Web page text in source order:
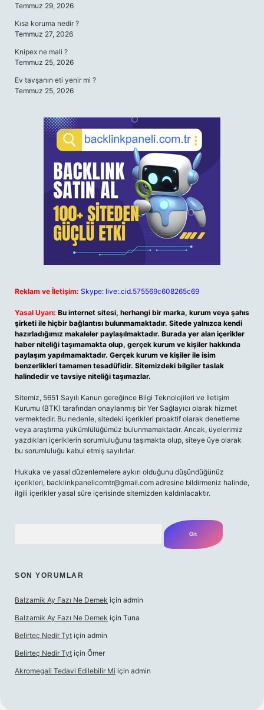
Temmuz 29, 2026
Kısa koruma nedir ?
Temmuz 27, 2026
Knipex ne mali ?
Temmuz 25, 2026
Ev tavşanın eti yenir mi ?
Temmuz 25, 2026
Reklam ve İletişim: Skype: live:.cid.575569c608265c69
Yasal Uyarı: Bu internet sitesi, herhangi bir marka, kurum veya şahıs
şirketi ile hiçbir bağlantısı bulunmamaktadır. Sitede yalnızca kendi
hazırladığımız makaleler paylaşılmaktadır. Burada yer alan içerikler
haber niteliği taşımamakta olup, gerçek kurum ve kişiler hakkında
paylaşım yapılmamaktadır. Gerçek kurum ve kişiler ile isim
benzerlikleri tamamen tesadüfidir. Sitemizdeki bilgiler taslak
halindedir ve tavsiye niteliği taşımazlar.
Sitemiz, 5651 Sayılı Kanun gereğince Bilgi Teknolojileri ve İletişim
Kurumu (BTK) tarafından onaylanmış bir Yer Sağlayıcı olarak hizmet
vermektedir. Bu nedenle, sitedeki içerikleri proaktif olarak denetleme
veya araştırma yükümlülüğümüz bulunmamaktadır. Ancak, üyelerimiz
yazdıkları içeriklerin sorumluluğunu taşımakta olup, siteye üye olarak
bu sorumluluğu kabul etmiş sayılırlar.
Hukuka ve yasal düzenlemelere aykırı olduğunu düşündüğünüz
içerikleri, backlinkpanelicomtr@gmail.com adresine bildirmeniz halinde,
ilgili içerikler yasal süre içerisinde sitemizden kaldırılacaktır.
SON YORUMLAR
Balzamik Ay Fazı Ne Demek için admin
Balzamik Ay Fazı Ne Demek için Tuna
Belirteç Nedir Tyt için admin
Belirteç Nedir Tyt için Ömer
Akromegali Tedavi Edilebilir Mi için admin